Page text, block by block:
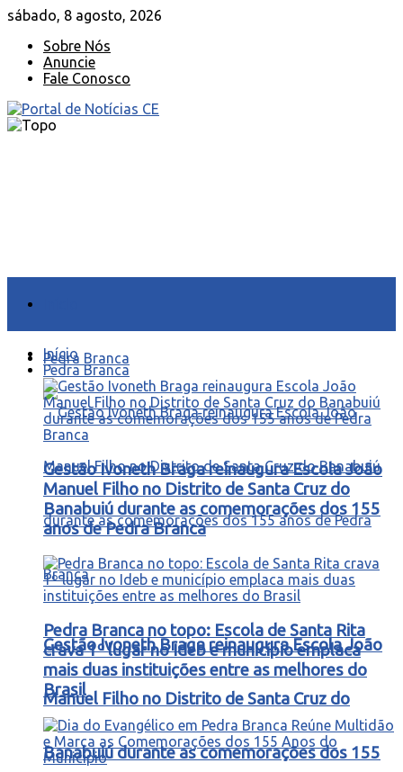
sábado, 8 agosto, 2026
Sobre Nós
Anuncie
Fale Conosco
Pedra Branca
Gestão Ivoneth Braga reinaugura Escola João
Manuel Filho no Distrito de Santa Cruz do
Banabuiú durante as comemorações dos 155
Início
Pedra Branca
Gestão Ivoneth Braga reinaugura Escola João
Manuel Filho no Distrito de Santa Cruz do
Banabuiú durante as comemorações dos 155
anos de Pedra Branca
Pedra Branca no topo: Escola de Santa Rita
crava 1º lugar no Ideb e município emplaca
mais duas instituições entre as melhores do
Brasil